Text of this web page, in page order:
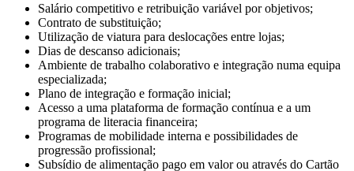
Salário competitivo e retribuição variável por objetivos;
Contrato de substituição;
Utilização de viatura para deslocações entre lojas;
Dias de descanso adicionais;
Ambiente de trabalho colaborativo e integração numa equipa
especializada;
Plano de integração e formação inicial;
Acesso a uma plataforma de formação contínua e a um
programa de literacia financeira;
Programas de mobilidade interna e possibilidades de
progressão profissional;
Subsídio de alimentação pago em valor ou através do Cartão